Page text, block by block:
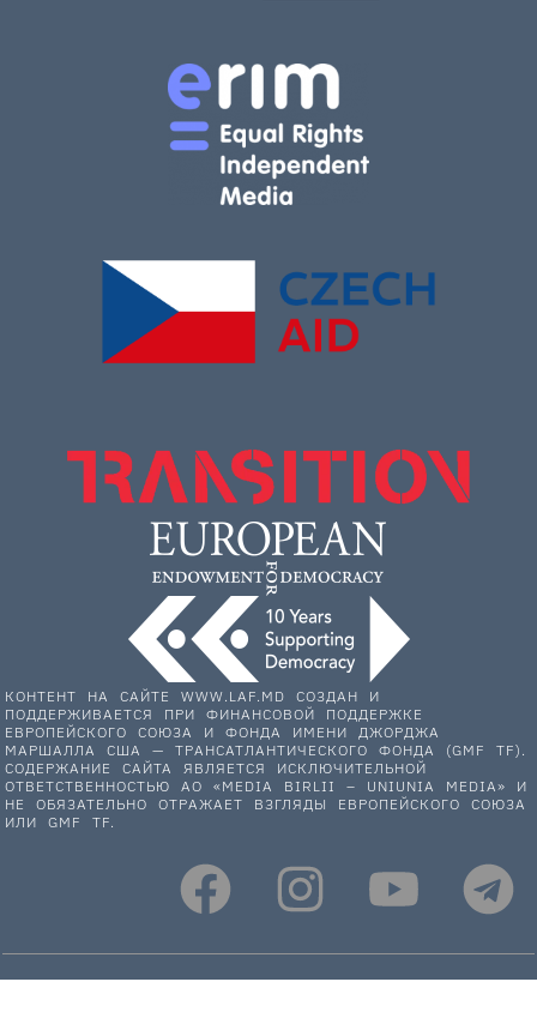
КОНТЕНТ НА САЙТЕ WWW.LAF.MD СОЗДАН И
ПОДДЕРЖИВАЕТСЯ ПРИ ФИНАНСОВОЙ ПОДДЕРЖКЕ
ЕВРОПЕЙСКОГО СОЮЗА И ФОНДА ИМЕНИ ДЖОРДЖА
МАРШАЛЛА США — ТРАНСАТЛАНТИЧЕСКОГО ФОНДА (GMF TF).
СОДЕРЖАНИЕ САЙТА ЯВЛЯЕТСЯ ИСКЛЮЧИТЕЛЬНОЙ
ОТВЕТСТВЕННОСТЬЮ АО «MEDIA BIRLII – UNIUNIA MEDIA» И
НЕ ОБЯЗАТЕЛЬНО ОТРАЖАЕТ ВЗГЛЯДЫ ЕВРОПЕЙСКОГО СОЮЗА
ИЛИ GMF TF.